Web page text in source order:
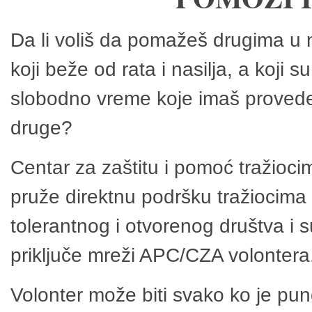
Da li voliš da pomažeš drugima
koji beže od rata i nasilja, a koji
slobodno vreme koje imaš
druge?
Centar za zaštitu i pomoć
pruže direktnu podršku
tolerantnog i otvorenog društva i
priključe mreži APC/CZA
Volonter može biti svako ko je